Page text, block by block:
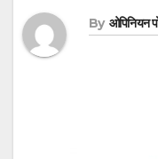
By ओपिनियन